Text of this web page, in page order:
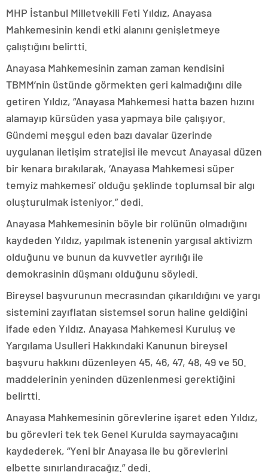
MHP İstanbul Milletvekili Feti Yıldız, Anayasa
Mahkemesinin kendi etki alanını genişletmeye
çalıştığını belirtti.
Anayasa Mahkemesinin zaman zaman kendisini
TBMM’nin üstünde görmekten geri kalmadığını dile
getiren Yıldız, “Anayasa Mahkemesi hatta bazen hızını
alamayıp kürsüden yasa yapmaya bile çalışıyor.
Gündemi meşgul eden bazı davalar üzerinde
uygulanan iletişim stratejisi ile mevcut Anayasal düzen
bir kenara bırakılarak, ‘Anayasa Mahkemesi süper
temyiz mahkemesi’ olduğu şeklinde toplumsal bir algı
oluşturulmak isteniyor.” dedi.
Anayasa Mahkemesinin böyle bir rolünün olmadığını
kaydeden Yıldız, yapılmak istenenin yargısal aktivizm
olduğunu ve bunun da kuvvetler ayrılığı ile
demokrasinin düşmanı olduğunu söyledi.
Bireysel başvurunun mecrasından çıkarıldığını ve yargı
sistemini zayıflatan sistemsel sorun haline geldiğini
ifade eden Yıldız, Anayasa Mahkemesi Kuruluş ve
Yargılama Usulleri Hakkındaki Kanunun bireysel
başvuru hakkını düzenleyen 45, 46, 47, 48, 49 ve 50.
maddelerinin yeninden düzenlenmesi gerektiğini
belirtti.
Anayasa Mahkemesinin görevlerine işaret eden Yıldız,
bu görevleri tek tek Genel Kurulda saymayacağını
kaydederek, “Yeni bir Anayasa ile bu görevlerini
elbette sınırlandıracağız.” dedi.